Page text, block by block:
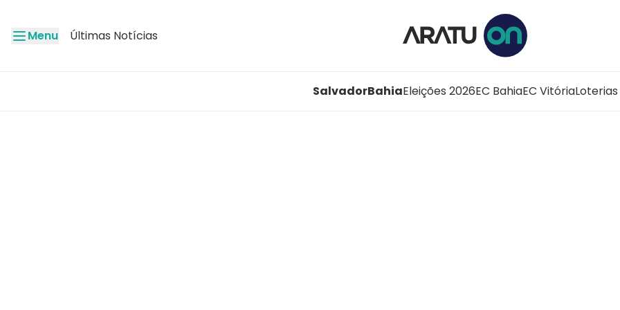
Menu Últimas Notícias
SalvadorBahiaEleições 2026EC BahiaEC VitóriaLoterias